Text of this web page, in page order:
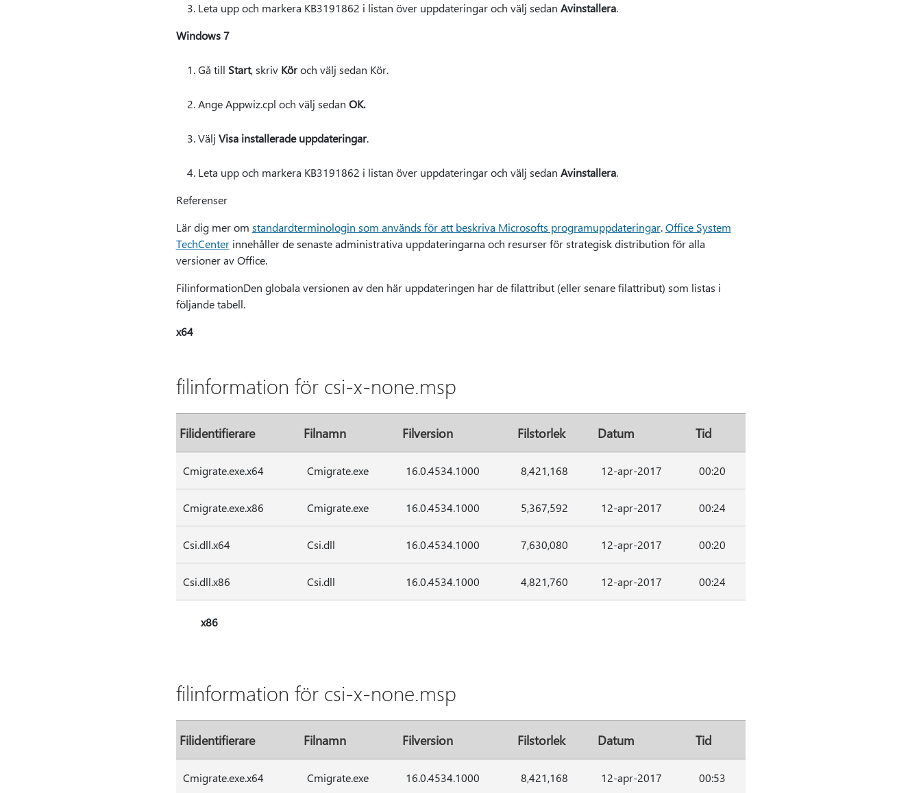
Leta upp och markera KB3191862 i listan över uppdateringar och välj sedan Avinstallera.
Windows 7
Gå till Start, skriv Köroch välj sedan Kör.
Ange Appwiz.cpl och välj sedan OK.
Välj Visa installerade uppdateringar.
Leta upp och markera KB3191862 i listan över uppdateringar och välj sedan Avinstallera.
Referenser
Lär dig mer om standardterminologin som används för att beskriva Microsofts programuppdateringar.Office System
TechCenterinnehåller de senaste administrativa uppdateringarna och resurser för strategisk distribution för alla
versioner av Office.
FilinformationDen globala versionen av den här uppdateringen har de filattribut (eller senare filattribut) som listas i
följande tabell.
x64
filinformation för csi-x-none.msp
Filidentifierare Filnamn Filversion Filstorlek Datum Tid
Cmigrate.exe.x64 Cmigrate.exe 16.0.4534.1000 8,421,168 12-apr-2017 00:20
Cmigrate.exe.x86 Cmigrate.exe 16.0.4534.1000 5,367,592 12-apr-2017 00:24
Csi.dll.x64 Csi.dll 16.0.4534.1000 7,630,080 12-apr-2017 00:20
Csi.dll.x86 Csi.dll 16.0.4534.1000 4,821,760 12-apr-2017 00:24
x86
filinformation för csi-x-none.msp
Filidentifierare Filnamn Filversion Filstorlek Datum Tid
Cmigrate.exe.x64 Cmigrate.exe 16.0.4534.1000 8,421,168 12-apr-2017 00:53